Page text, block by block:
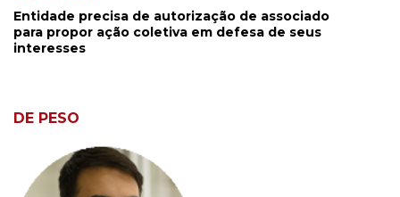
Entidade precisa de autorização de associado
para propor ação coletiva em defesa de seus
interesses
DE PESO